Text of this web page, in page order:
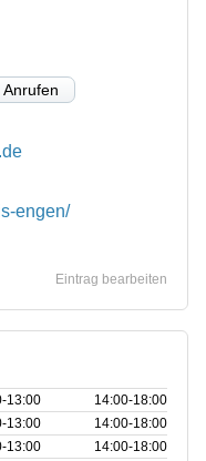
Anrufen
engen/
Eintrag bearbeiten
14:00‑18:00
14:00‑18:00
14:00‑18:00